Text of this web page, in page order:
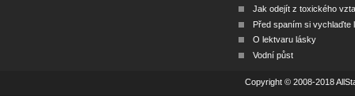
Jak odejít z toxického
Před spaním si vychlaďte
O lektvaru lásky
Vodní půst
Copyright © 2008-2018